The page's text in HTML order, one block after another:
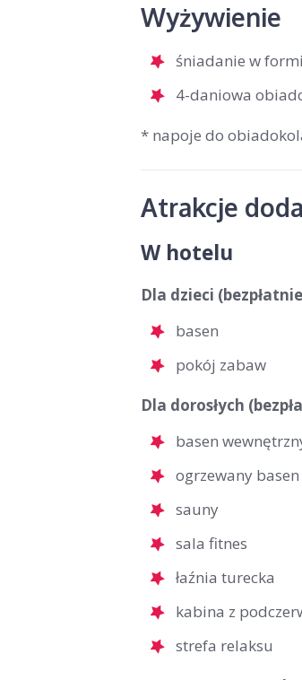
Wyżywienie
śniadanie w
4-daniowa
* napoje do
Atrakcje
W hotelu
Dla dzieci
basen
pokój zabaw
Dla dorosłych
basen
ogrzewany
sauny
sala fitnes
łaźnia turecka
kabina z
strefa relaksu